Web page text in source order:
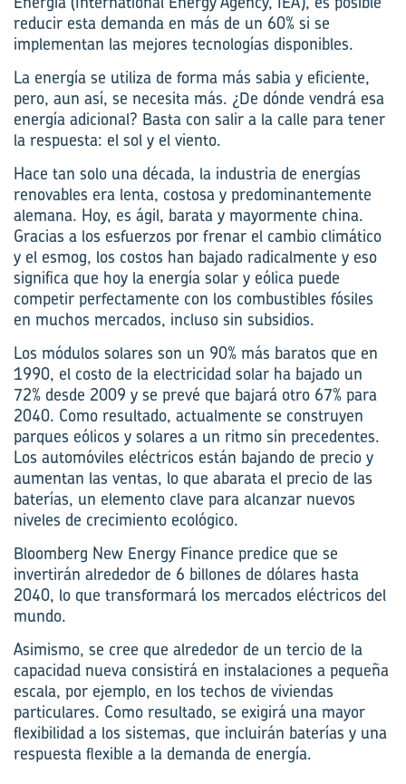
reducir esta demanda en más de un 60% si se
implementan las mejores tecnologías disponibles.
La energía se utiliza de forma más sabia y eficiente,
pero, aun así, se necesita más. ¿De dónde vendrá esa
energía adicional? Basta con salir a la calle para tener
la respuesta: el sol y el viento.
Hace tan solo una década, la industria de energías
renovables era lenta, costosa y predominantemente
alemana. Hoy, es ágil, barata y mayormente china.
Gracias a los esfuerzos por frenar el cambio climático
y el esmog, los costos han bajado radicalmente y eso
significa que hoy la energía solar y eólica puede
competir perfectamente con los combustibles fósiles
en muchos mercados, incluso sin subsidios.
Los módulos solares son un 90% más baratos que en
1990, el costo de la electricidad solar ha bajado un
72% desde 2009 y se prevé que bajará otro 67% para
2040. Como resultado, actualmente se construyen
parques eólicos y solares a un ritmo sin precedentes.
Los automóviles eléctricos están bajando de precio y
aumentan las ventas, lo que abarata el precio de las
baterías, un elemento clave para alcanzar nuevos
niveles de crecimiento ecológico.
Bloomberg New Energy Finance predice que se
invertirán alrededor de 6 billones de dólares hasta
2040, lo que transformará los mercados eléctricos del
mundo.
Asimismo, se cree que alrededor de un tercio de la
capacidad nueva consistirá en instalaciones a pequeña
escala, por ejemplo, en los techos de viviendas
particulares. Como resultado, se exigirá una mayor
flexibilidad a los sistemas, que incluirán baterías y una
respuesta flexible a la demanda de energía.